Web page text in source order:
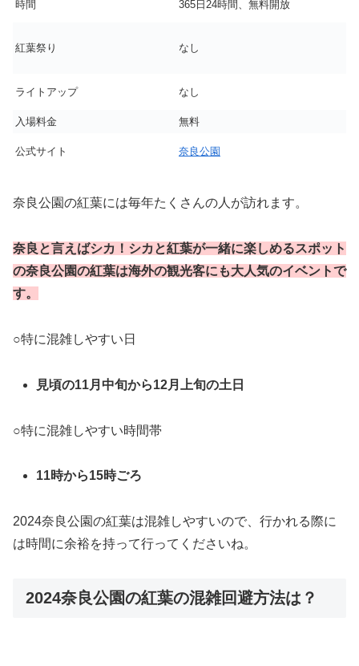
時間 365日24時間、無料開放
紅葉祭り なし
ライトアップ なし
入場料金 無料
公式サイト 奈良公園
奈良公園の紅葉には毎年たくさんの人が訪れます。
奈良と言えばシカ！シカと紅葉が一緒に楽しめるスポット
の奈良公園の紅葉は海外の観光客にも大人気のイベントで
す。
○特に混雑しやすい日
見頃の11月中旬から12月上旬の土日
○特に混雑しやすい時間帯
11時から15時ごろ
2024奈良公園の紅葉は混雑しやすいので、行かれる際に
は時間に余裕を持って行ってくださいね。
2024奈良公園の紅葉の混雑回避方法は？